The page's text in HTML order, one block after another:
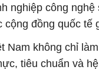
nghiệp công
đồng quốc tế
Nam không chỉ
tiêu chuẩn và